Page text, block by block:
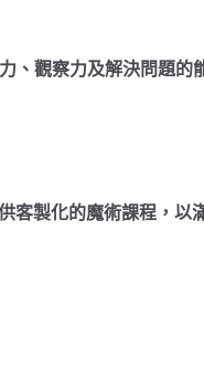
、觀察力及解決問題的
客製化的魔術課程，以